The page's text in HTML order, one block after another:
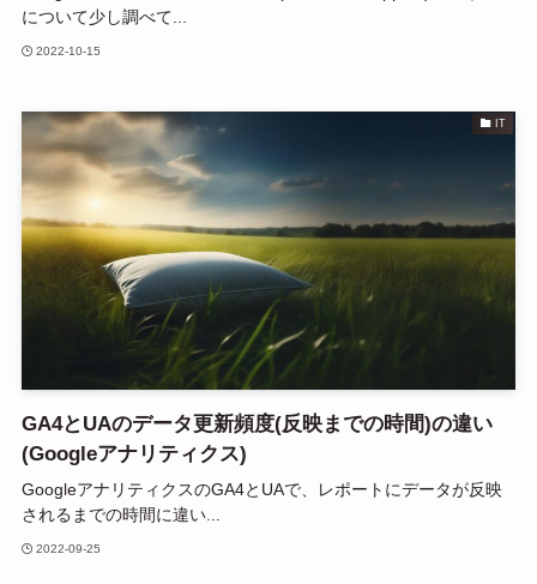
について少し調べて...
2022-10-15
IT
GA4とUAのデータ更新頻度(反映までの時間)の違い
(Googleアナリティクス)
GoogleアナリティクスのGA4とUAで、レポートにデータが反映
されるまでの時間に違い...
2022-09-25